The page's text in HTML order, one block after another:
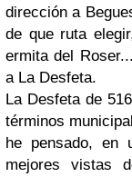
dirección a
de que ruta
ermita del
a La Desfeta.
La Desfeta de
términos
he pensado, en
mejores vistas